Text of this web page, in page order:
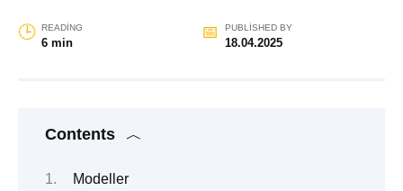
READING
6 min
PUBLISHED BY
18.04.2025
Contents
Modeller